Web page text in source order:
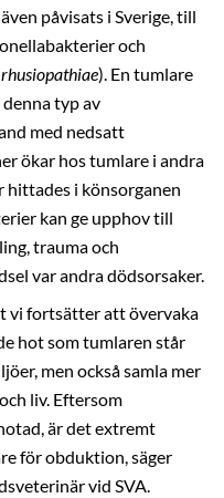
påvisats i Sverige, till
och
). En tumlare
typ av
med nedsatt
ökar hos tumlare i andra
hittades i könsorganen
kan ge upphov till
trauma och
var andra dödsorsaker.
vi fortsätter att övervaka
hot som tumlaren står
men också samla mer
liv. Eftersom
är det extremt
för obduktion, säger
vid SVA.